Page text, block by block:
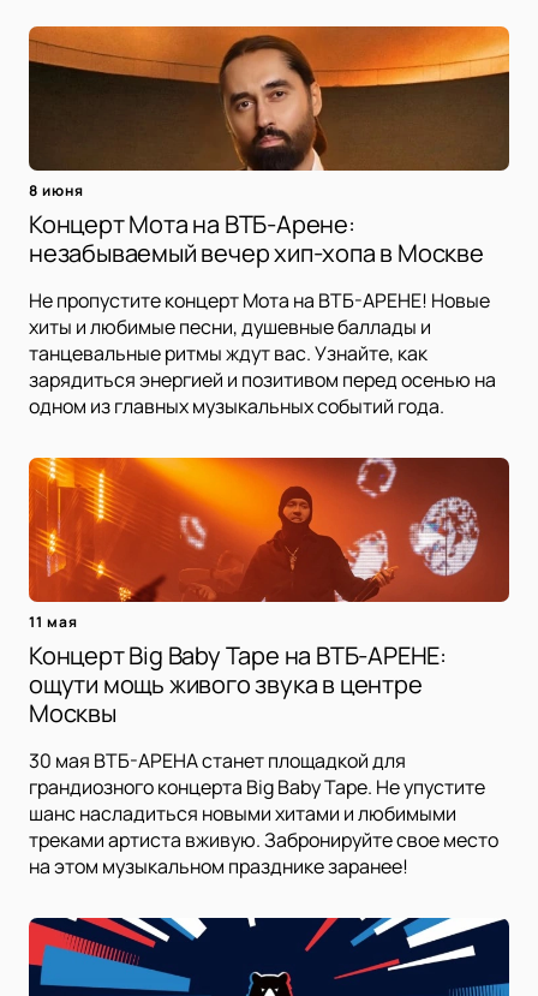
8 июня
Концерт Мота на ВТБ-Арене:
незабываемый вечер хип-хопа в Москве
Не пропустите концерт Мота на ВТБ-АРЕНЕ! Новые
хиты и любимые песни, душевные баллады и
танцевальные ритмы ждут вас. Узнайте, как
зарядиться энергией и позитивом перед осенью на
одном из главных музыкальных событий года.
11 мая
Концерт Big Baby Tape на ВТБ-АРЕНЕ:
ощути мощь живого звука в центре
Москвы
30 мая ВТБ-АРЕНА станет площадкой для
грандиозного концерта Big Baby Tape. Не упустите
шанс насладиться новыми хитами и любимыми
треками артиста вживую. Забронируйте свое место
на этом музыкальном празднике заранее!